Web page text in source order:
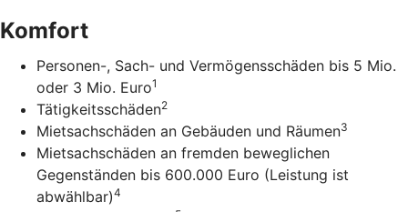
Komfort
Personen-, Sach- und Vermögensschäden bis 5 Mio.
oder 3 Mio. Euro1
Tätigkeitsschäden2
Mietsachschäden an Gebäuden und Räumen3
Mietsachschäden an fremden beweglichen
Gegenständen bis 600.000 Euro (Leistung ist
abwählbar)4